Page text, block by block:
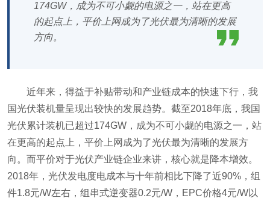
174GW，成为不可小觑的电源之一，站在更高
的起点上，平价上网成为了光伏最为清晰的发展
方向。
近年来，得益于补贴带动和产业链成本的快速下行，我
国光伏装机量呈现出较快的发展趋势。截至2018年底，我国
光伏累计装机已超过174GW，成为不可小觑的电源之一，站
在更高的起点上，平价上网成为了光伏最为清晰的发展方
向。而平价对于光伏产业链企业来讲，核心就是降本增效。
2018年，光伏发电度电成本与十年前相比下降了近90%，组
件1.8元/W左右，组串式逆变器0.2元/W，EPC价格4元/W以